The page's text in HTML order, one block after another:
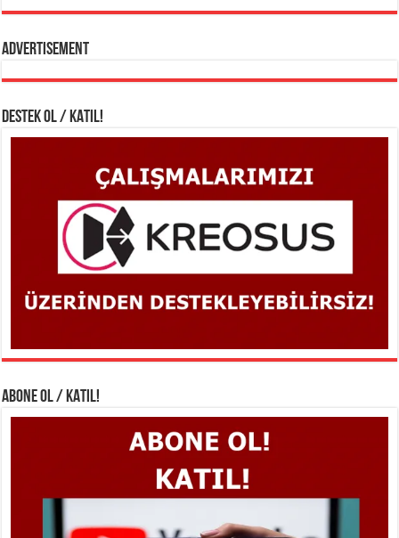
Advertisement
DESTEK OL / KATIL!
ABONE OL / KATIL!